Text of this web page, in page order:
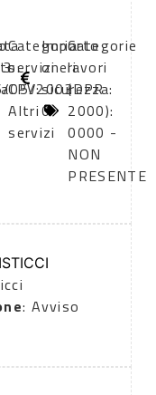
05/2003
Categoria
servizi
CPV:
Altri
servizi
Importo
oneri
sicurezza:
0
Categorie
lavori
(DPR
2000):
0000 -
NON
PRESENTE
: Avviso